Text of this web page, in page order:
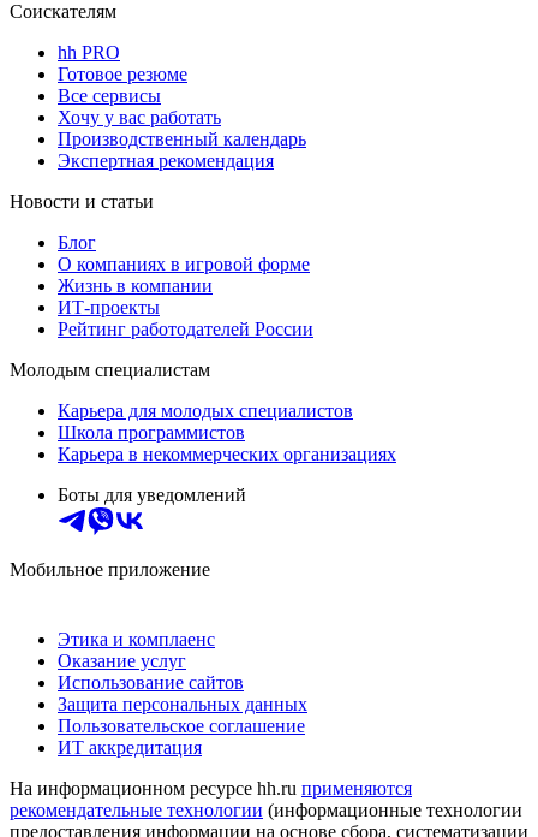
Соискателям
hh PRO
Готовое резюме
Все сервисы
Хочу у вас работать
Производственный календарь
Экспертная рекомендация
Новости и статьи
Блог
О компаниях в игровой форме
Жизнь в компании
ИТ-проекты
Рейтинг работодателей России
Молодым специалистам
Карьера для молодых специалистов
Школа программистов
Карьера в некоммерческих организациях
Боты для уведомлений
Мобильное приложение
Этика и комплаенс
Оказание услуг
Использование сайтов
Защита персональных данных
Пользовательское соглашение
ИТ аккредитация
На информационном ресурсе hh.ru применяются
рекомендательные технологии (информационные технологии
предоставления информации на основе сбора, систематизации